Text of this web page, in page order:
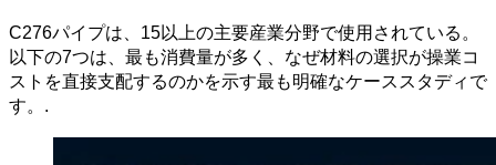
C276パイプは、15以上の主要産業分野で使用されている。
以下の7つは、最も消費量が多く、なぜ材料の選択が操業コ
ストを直接支配するのかを示す最も明確なケーススタディで
す。.